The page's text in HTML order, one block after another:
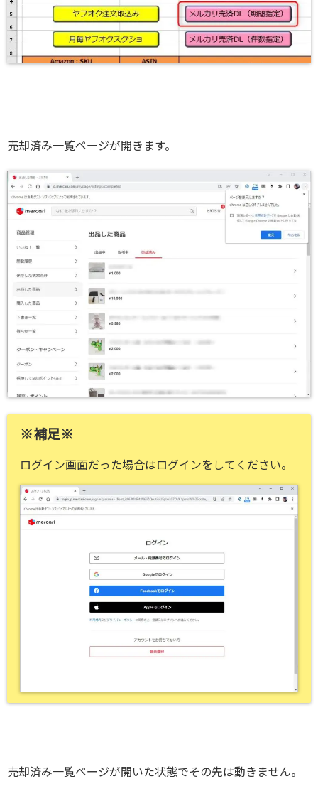
売却済み一覧ページが開きます。
※補足※
ログイン画面だった場合はログインをしてください。
売却済み一覧ページが開いた状態でその先は動きません。